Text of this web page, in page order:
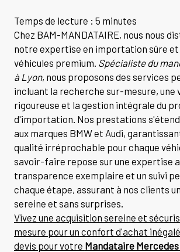
Temps de lecture : 5 minutes
Chez BAM-MANDATAIRE, nous nous
notre expertise en importation sûre
véhicules premium. Spécialiste du
à Lyon, nous proposons des services
incluant la recherche sur-mesure,
rigoureuse et la gestion intégrale du
d'importation. Nos prestations
aux marques BMW et Audi,
qualité irréprochable pour chaque
savoir-faire repose sur une expertise
transparence exemplaire et un suivi
chaque étape, assurant à nos clients
sereine et sans surprises.
Vivez une acquisition sereine et
mesure pour un confort d'achat inégalé
devis pour votre Mandataire